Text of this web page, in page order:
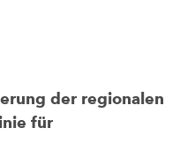
der regionalen
für